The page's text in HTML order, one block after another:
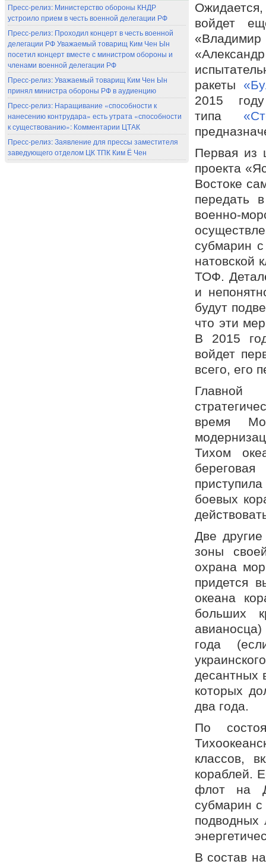
Пресс-релиз: Министерство обороны КНДР
устроило прием в честь военной делегации РФ
Пресс-релиз: Проходил концерт в честь военной
делегации РФ Уважаемый товарищ Ким Чен Ын
посетил концерт вместе с министром обороны и
членами военной делегации РФ
Пресс-релиз: Уважаемый товарищ Ким Чен Ын
принял министра обороны РФ в аудиенцию
Пресс-релиз: Наращивание «способности к
нанесению контрудара» есть утрата «способности
к существованию»: Комментарии ЦТАК
Пресс-релиз: Заявление для прессы заместителя
заведующего отделом ЦК ТПК Ким Ё Чен
Ожидается,
войдет
«Владимир
ракеты
2015
типа
Первая из
проекта
Востоке
передать
военно-
субмарин
натовской
ТОФ.
и
будут
что эти
В 2015
войдет
всего, его
время
Тихом
боевых
Две
зоны
охрана
придется
океана
больших
года
десантных
которых
два года.
По
классов,
кораблей.
флот на
субмарин
подводных
В состав